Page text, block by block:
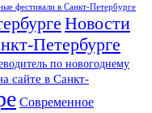
фестивали в Санкт-Петербурге
Новости
Петербурге
по новогоднему
сайте в Санкт-
Современное